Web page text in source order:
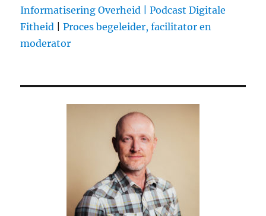
Informatisering Overheid |
Podcast Digitale
Fitheid |Proces begeleider, facilitator en
moderator